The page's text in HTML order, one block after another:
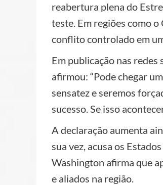
reabertura plena do
teste. Em regiões como
conflito controlado em
Em publicação nas
afirmou: “Pode chegar
sensatez e seremos
sucesso. Se isso
A declaração aumenta
sua vez, acusa os
Washington afirma que
e aliados na região.